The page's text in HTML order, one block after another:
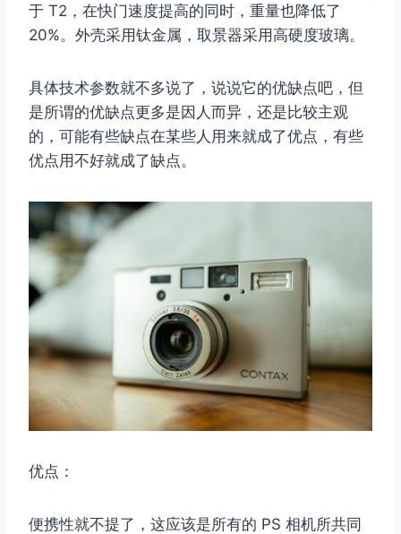
于 T2，在快门速度提高的同时，重量也降低了
20%。外壳采用钛金属，取景器采用高硬度玻璃。
具体技术参数就不多说了，说说它的优缺点吧，但
是所谓的优缺点更多是因人而异，还是比较主观
的，可能有些缺点在某些人用来就成了优点，有些
优点用不好就成了缺点。
优点：
便携性就不提了，这应该是所有的 PS 相机所共同